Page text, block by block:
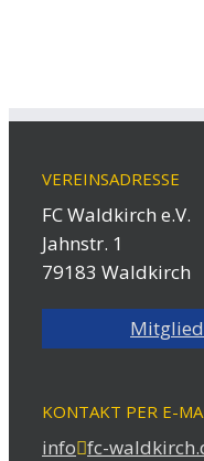
VEREINSADRESSE
FC Waldkirch e.V.
Jahnstr. 1
79183 Waldkirch
KONTAKT PER E-
info fc-